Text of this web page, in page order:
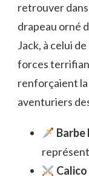
retrouver
drapeau orné
Jack, à celui
forces
renforçaient
aventuriers
Barbe
Calico